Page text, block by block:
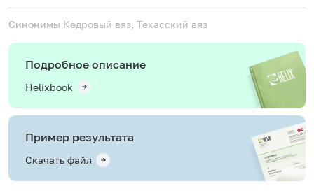
Синонимы Кедровый вяз, Техасский вяз
Подробное описание
Helixbook
Пример результата
Скачать файл